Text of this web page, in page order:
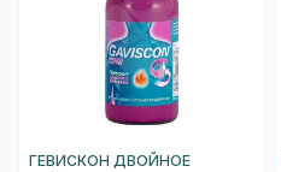
ГЕВИСКОН ДВОЙНОЕ